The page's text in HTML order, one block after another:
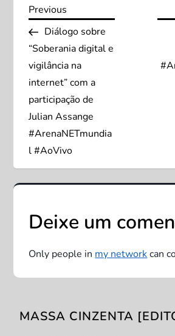
N
a
v
e
g
a
ç
ã
o
d
P
Previous
Post
Previous
Diálogo sobre
“Soberania digital e
vigilância na
internet” com a
participação de
Julian Assange
#ArenaNETmundia
l #AoVivo
Deixe um
Only people in my networkcan
MASSA CINZENTA